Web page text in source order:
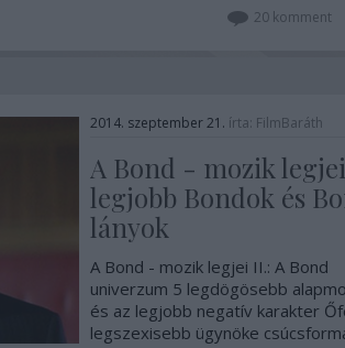
nincs meg az a bizonyos feeling,
20komment
2014. szeptember 21. írta: FilmBaráth
A Bond - mozik
legjobb Bondok és
lányok
A Bond - mozik legjei II.: A Bond
univerzum 5 legdögösebb
és az legjobb negatív karakter
legszexisebb ügynöke